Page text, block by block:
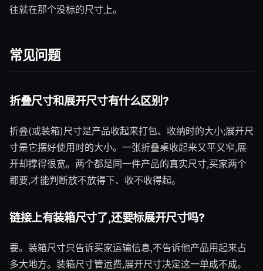
往就在那个没标的尺寸上。
常见问题
折叠尺寸和展开尺寸有什么区别?
折叠(或装箱)尺寸是产品收起来打包、收纳时的大小;展开尺
寸是它摆好使用时的大小。一张折叠桌收起来又平又窄,展
开却撑得很宽。两个都是同一件产品的真实尺寸,买家两个
都要,才能判断放不放得下、收不收得起。
链接上有装箱尺寸了,还要标展开尺寸吗?
要。装箱尺寸只告诉买家运输信息,不告诉他产品用起来占
多大地方。装箱尺寸管运费,展开尺寸决定这一单成不成。